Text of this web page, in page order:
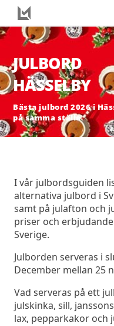
JULBORD
HÄSSELBY
Bästa julbord 2026 i
på samma ställe
I vår julbordsguiden
alternativa julbord i
samt på julafton och
priser och
Sverige.
Julborden serveras i
December mellan 25
Vad serveras på ett
julskinka, sill,
lax, pepparkakor och